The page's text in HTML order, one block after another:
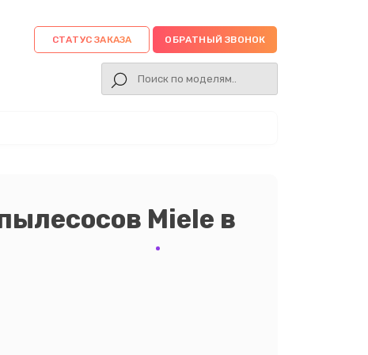
СТАТУС ЗАКАЗА ОБРАТНЫЙ ЗВОНОК
Miele в